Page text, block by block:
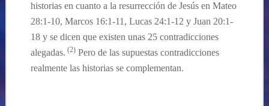
historias en cuanto a la resurrección de Jesús en Mateo
28:1-10, Marcos 16:1-11, Lucas 24:1-12 y Juan 20:1-
18 y se dicen que existen unas 25 contradicciones
alegadas. (2)Pero de las supuestas contradicciones
realmente las historias se complementan.